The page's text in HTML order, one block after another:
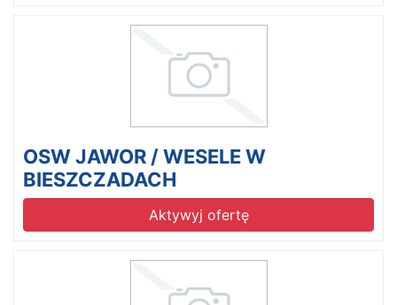
OSW JAWOR / WESELE W
BIESZCZADACH
Aktywyj ofertę